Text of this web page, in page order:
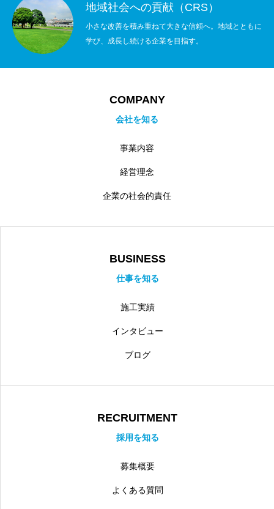
地域社会への貢献（CRS）
小さな改善を積み重ねて大きな信頼へ。地域とともに
学び、成長し続ける企業を目指す。
COMPANY
会社を知る
事業内容
経営理念
企業の社会的責任
BUSINESS
仕事を知る
施工実績
インタビュー
ブログ
RECRUITMENT
採用を知る
募集概要
よくある質問